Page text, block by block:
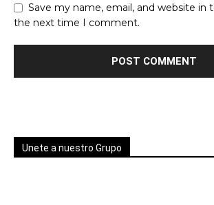
Save my name, email, and website in
the next time I comment.
Unete a nuestro Grupo